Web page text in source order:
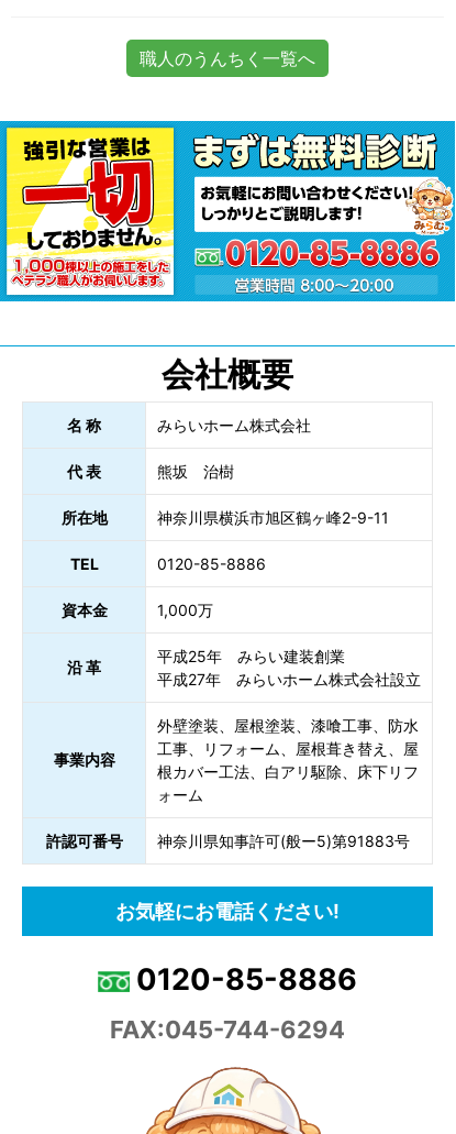
職人のうんちく一覧へ
会社概要
名 称 みらいホーム株式会社
代 表 熊坂 治樹
所在地 神奈川県横浜市旭区鶴ヶ峰2-9-11
TEL 0120-85-8886
資本金 1,000万
沿 革
平成25年 みらい建装創業
平成27年 みらいホーム株式会社設立
事業内容
外壁塗装、屋根塗装、漆喰工事、防水
工事、リフォーム、屋根葺き替え、屋
根カバー工法、白アリ駆除、床下リフ
ォーム
許認可番号 神奈川県知事許可(般ー5)第91883号
お気軽にお電話ください!
0120-85-8886
FAX:045-744-6294